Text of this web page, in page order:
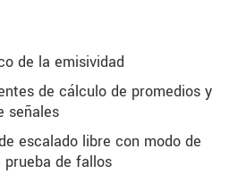
de la emisividad
de cálculo de promedios y
señales
escalado libre con modo de
de fallos